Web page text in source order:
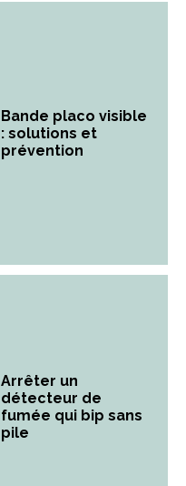
Bande placo visible
: solutions et
prévention
Arrêter un
détecteur de
fumée qui bip sans
pile